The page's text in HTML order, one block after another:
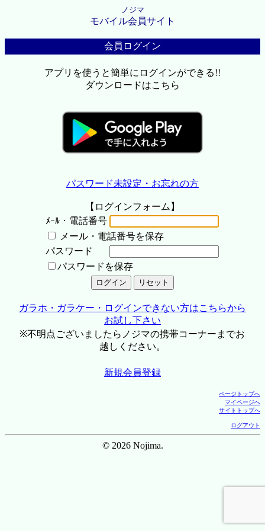
ノジマ
モバイル会員サイト
会員ログイン
アプリを使うと簡単にログインができる!!
ダウンロードはこちら
パスワード未設定・お忘れの方
【ログインフォーム】
ﾒｰﾙ・電話番号
メール・電話番号を保存
パスワード
パスワードを保存
ガラホ・ガラケー・ログインできない方はこちらから
お試し下さい
※不明点ございましたらノジマの携帯コーナーまでお
越しください。
新規会員登録
ページトップへ
マイページへ
サイトトップへ
ログアウト
© 2026 Nojima.